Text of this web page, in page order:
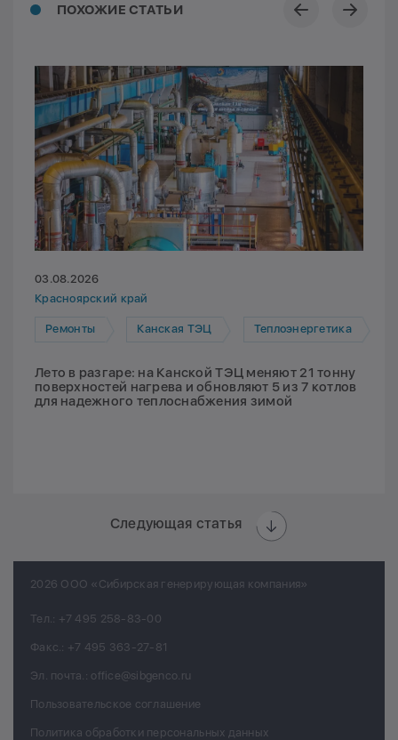
ПОХОЖИЕ СТАТЬИ
03.08.2026
Красноярский край
Ремонты Канская ТЭЦ Теплоэнергетика
Лето в разгаре: на Канской ТЭЦ меняют 21 тонну
поверхностей нагрева и обновляют 5 из 7 котлов
для надежного теплоснабжения зимой
Следующая статья
2026 ООО «Сибирская генерирующая компания»
Тел.: +7 495 258-83-00
Факс.: +7 495 363-27-81
Эл. почта.: office@sibgenco.ru
Пользовательское соглашение
Политика обработки персональных данных